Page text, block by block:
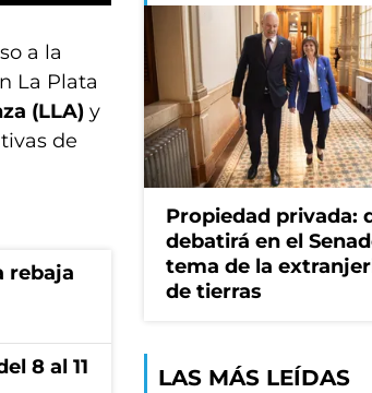
a la
La Plata
(LLA) y
de
rebaja
8 al 11
Propiedad privada:
debatirá en el
tema de la
de tierras
LAS MÁS LEÍDAS